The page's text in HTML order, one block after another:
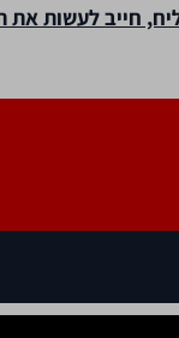
חייב לעשות את